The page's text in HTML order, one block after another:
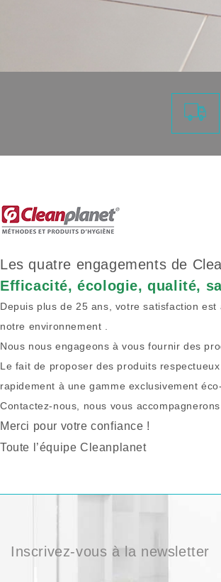
Les quatre engagements de
Efficacité, écologie, qualité,
Depuis plus de 25 ans, votre satisfaction
notre environnement .
Nous nous engageons à vous fournir des
Le fait de proposer des produits
rapidement à une gamme exclusivement
Contactez-nous, nous vous
Merci pour votre confiance !
Toute l’équipe Cleanplanet
Inscrivez-vous à la newsletter